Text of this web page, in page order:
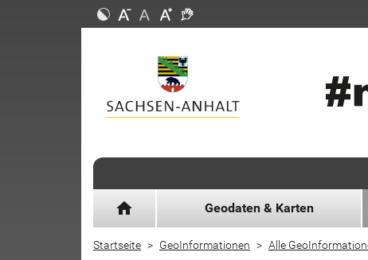
home Geodaten & Karten
Startseite GeoInformationen Alle